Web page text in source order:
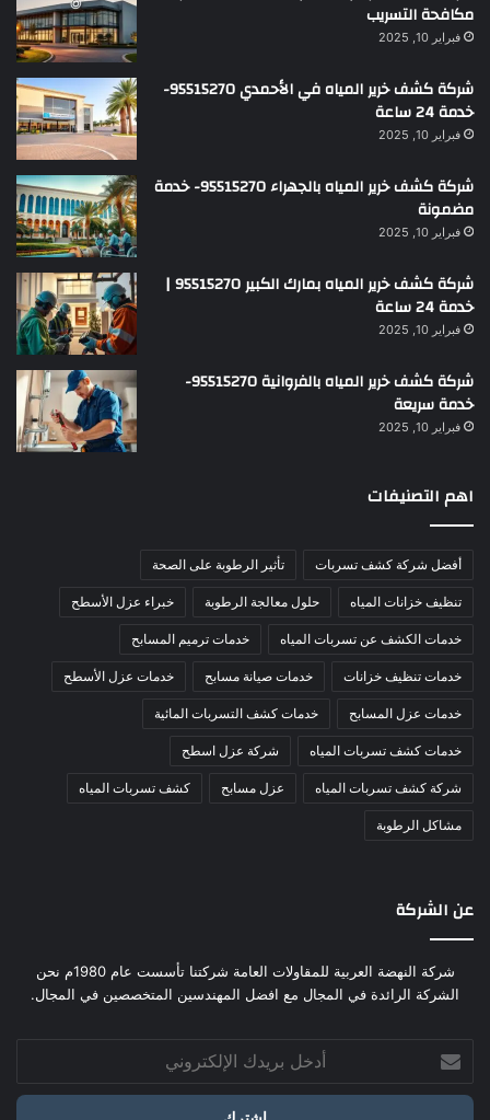
مكافحة التسريب
فبراير 10, 2025
شركة كشف خرير المياه في الأحمدي 95515270-
خدمة 24 ساعة
فبراير 10, 2025
شركة كشف خرير المياه بالجهراء 95515270- خدمة
مضمونة
فبراير 10, 2025
شركة كشف خرير المياه بمارك الكبير 95515270 |
خدمة 24 ساعة
فبراير 10, 2025
شركة كشف خرير المياه بالفروانية 95515270-
خدمة سريعة
فبراير 10, 2025
اهم التصنيفات
أفضل شركة كشف تسربات تأثير الرطوبة على الصحة
تنظيف خزانات المياه حلول معالجة الرطوبة خبراء عزل الأسطح
خدمات الكشف عن تسربات المياه خدمات ترميم المسابح
خدمات تنظيف خزانات خدمات صيانة مسابح خدمات عزل الأسطح
خدمات عزل المسابح خدمات كشف التسربات المائية
خدمات كشف تسربات المياه شركة عزل اسطح
شركة كشف تسربات المياه عزل مسابح كشف تسربات المياه
مشاكل الرطوبة
عن الشركة
شركة النهضة العربية للمقاولات العامة شركتنا تأسست عام 1980م نحن
الشركة الرائدة في المجال مع افضل المهندسين المتخصصين في المجال.
بريدك
الإلكتروني